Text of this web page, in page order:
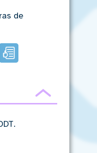
facilitada
de